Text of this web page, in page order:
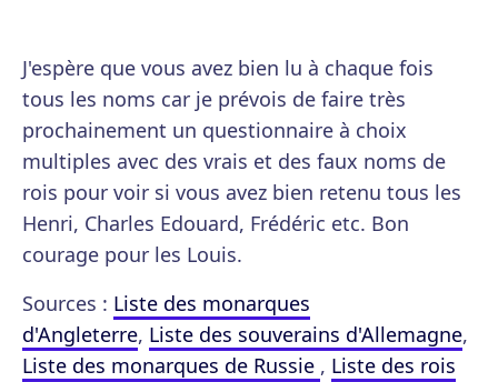
J'espère que vous avez bien lu à chaque fois
tous les noms car je prévois de faire très
prochainement un questionnaire à choix
multiples avec des vrais et des faux noms de
rois pour voir si vous avez bien retenu tous les
Henri, Charles Edouard, Frédéric etc. Bon
courage pour les Louis.
Sources : Liste des monarques
d'Angleterre, Liste des souverains d'Allemagne,
Liste des monarques de Russie , Liste des rois